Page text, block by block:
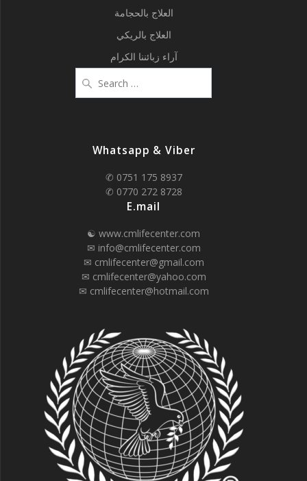
العلاج بالحجامة
العلاج بالريكي
آراء زبائننا الكرام
for:
Whatsapp & Viber
✆ 0751 175 8937
✆ 0770 272 8728
E.mail
☯ www.cmlifecenter.com
✉ info@cmlifecenter.com
✉ cmlifecenter@gmail.com
✉ cmlifecenter@yahoo.com
✉ cmlifecenter@hotmail.com